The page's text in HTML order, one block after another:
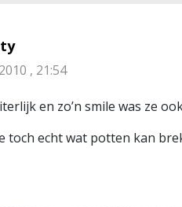
, 21:54
en zo’n smile was ze
toch echt wat potten kan